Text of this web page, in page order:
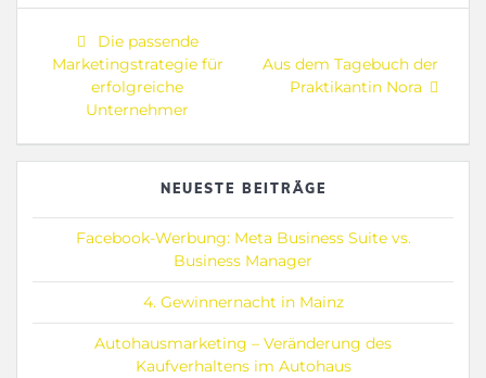
Beitragsnavigation
Previous
post:
Die passende
Marketingstrategie für
erfolgreiche
Unternehmer
Next
post:
Aus dem Tagebuch der
Praktikantin Nora
NEUESTE BEITRÄGE
Facebook-Werbung: Meta Business Suite vs.
Business Manager
4. Gewinnernacht in Mainz
Autohausmarketing – Veränderung des
Kaufverhaltens im Autohaus